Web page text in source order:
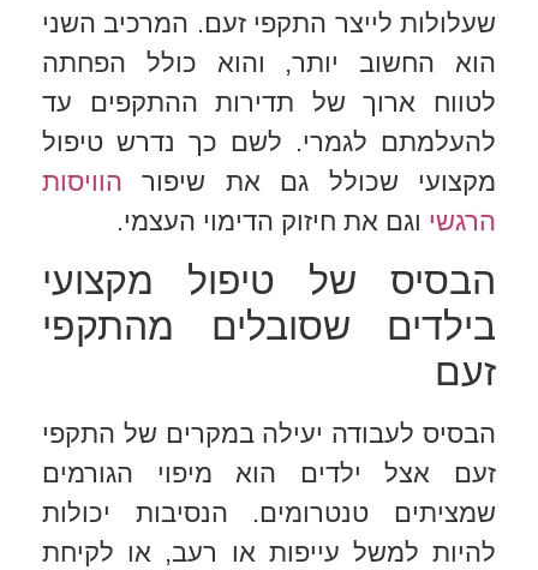
שעלולות לייצר התקפי זעם. המרכיב השני
הוא החשוב יותר, והוא כולל הפחתה
לטווח ארוך של תדירות ההתקפים עד
להעלמתם לגמרי. לשם כך נדרש טיפול
מקצועי שכולל גם את שיפור הוויסות
הרגשי וגם את חיזוק הדימוי העצמי.
הבסיס של טיפול מקצועי
בילדים שסובלים מהתקפי
זעם
הבסיס לעבודה יעילה במקרים של התקפי
זעם אצל ילדים הוא מיפוי הגורמים
שמציתים טנטרומים. הנסיבות יכולות
להיות למשל עייפות או רעב, או לקיחת